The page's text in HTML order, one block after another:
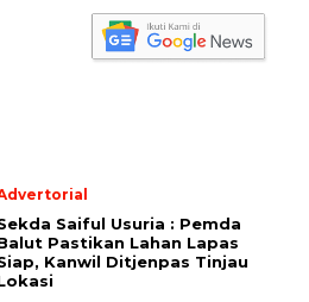
Saiful Usuria : Pemda
Pastikan Lahan Lapas
Kanwil Ditjenpas Tinjau